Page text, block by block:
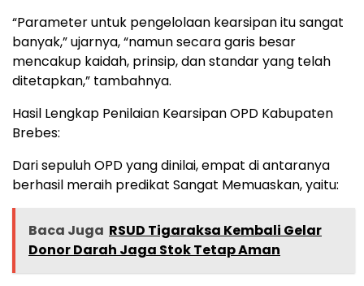
“Parameter untuk pengelolaan kearsipan itu sangat
banyak,” ujarnya, “namun secara garis besar
mencakup kaidah, prinsip, dan standar yang telah
ditetapkan,” tambahnya.
Hasil Lengkap Penilaian Kearsipan OPD Kabupaten
Brebes:
Dari sepuluh OPD yang dinilai, empat di antaranya
berhasil meraih predikat Sangat Memuaskan, yaitu:
Baca Juga RSUD Tigaraksa Kembali Gelar
Donor Darah Jaga Stok Tetap Aman